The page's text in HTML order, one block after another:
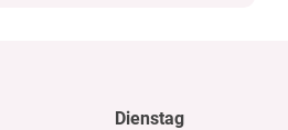
Dienstag